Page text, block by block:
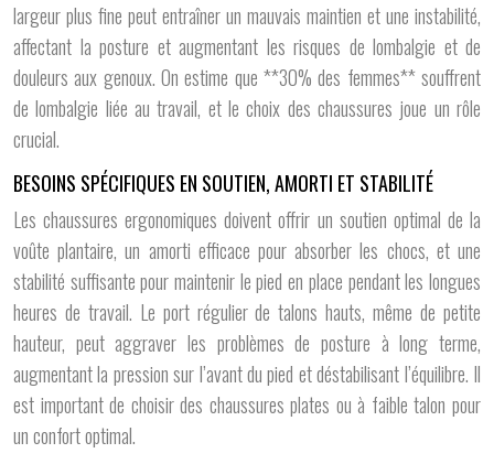
largeur plus fine peut entraîner un mauvais maintien et une instabilité,
affectant la posture et augmentant les risques de lombalgie et de
douleurs aux genoux. On estime que **30% des femmes** souffrent
de lombalgie liée au travail, et le choix des chaussures joue un rôle
crucial.
BESOINS SPÉCIFIQUES EN SOUTIEN, AMORTI ET STABILITÉ
Les chaussures ergonomiques doivent offrir un soutien optimal de la
voûte plantaire, un amorti efficace pour absorber les chocs, et une
stabilité suffisante pour maintenir le pied en place pendant les longues
heures de travail. Le port régulier de talons hauts, même de petite
hauteur, peut aggraver les problèmes de posture à long terme,
augmentant la pression sur l’avant du pied et déstabilisant l’équilibre. Il
est important de choisir des chaussures plates ou à faible talon pour
un confort optimal.